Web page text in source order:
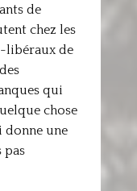
de
chez les
libéraux de
qui
chose
donne une
pas